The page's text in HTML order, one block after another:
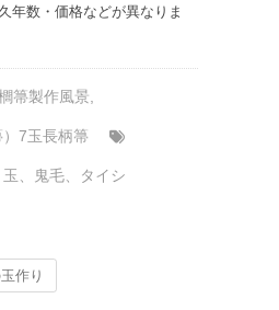
年数・価格などが異なりま
箒製作風景
7玉長柄箒
玉 鬼毛 タイシ
作り